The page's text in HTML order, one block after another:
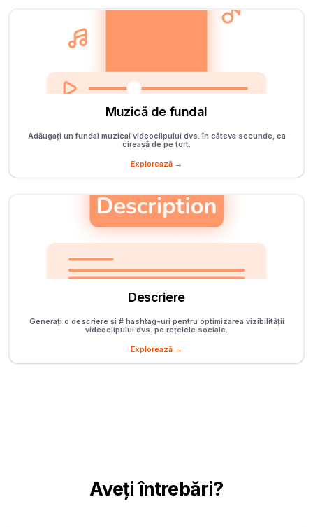
Muzică de fundal
Adăugați un fundal muzical videoclipului dvs. în câteva secunde, ca
cireașă de pe tort.
Explorează →
Descriere
Generați o descriere și # hashtag-uri pentru optimizarea vizibilității
videoclipului dvs. pe rețelele sociale.
Explorează →
Aveți întrebări?